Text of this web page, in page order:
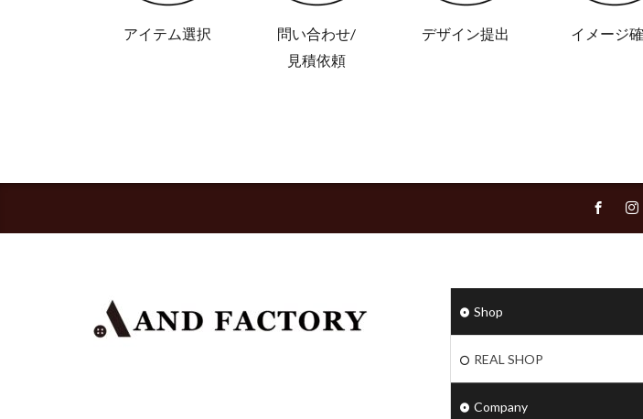
アイテム選択
問い合わせ/
見積依頼
デザイン提出 イメージ
Shop
REAL SHOP
Company